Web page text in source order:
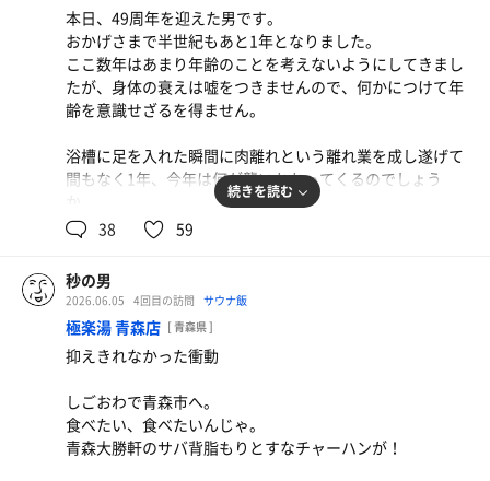
れたんだけどなぁ〜(笑)。
サ室に入った時もアップデートを感じました。
座面や背もたれ(？)の木の一部が新しくなっていて、ヒバ
の香りがふんわり🌲めちゃめちゃいい香り✨
プ。熱さも増してました(ここで温度計を確認しないあた
りが感覚人間な私のズボラなところ)。
19時のロウリュタイム。
🧚‍♀️による鮮やかなタオル捌き…。
思えばロウリュを知ってから「焼け石に水」という慣用句
がポジティブな印象に変わったのは思考のアップデートと
言えるのかもしれない🙄
本日は計3セット。
①1枠1番(19時のロウリュ)
②1枠1番
③3枠5番(リラックスアウフグース🌿)
本日、49周年を迎えた男です。
おかげさまで半世紀もあと1年となりました。
ここ数年はあまり年齢のことを考えないようにしてきまし
たが、身体の衰えは嘘をつきませんので、何かにつけて年
齢を意識せざるを得ません。
浴槽に足を入れた瞬間に肉離れという離れ業を成し遂げて
間もなく1年、今年は何が襲いかかってくるのでしょう
いうものを年々強く意識するようになってきました。
個人的な思想では、この世での命の終わりがゴールだとは
思っていなくて、あくまでこの世から一旦別れるに過ぎな
いというか、区切りの一つでしかないような感覚でいま
す。
人々の記憶から消え去った時にはきっとまた別の営みをし
ているような気がしています。
動物かもしれないし、虫かもしれないし、植物かもしれな
続きを読む
38 59
秒の男
2026.06.05 4回目の訪問 サウナ飯
極楽湯 青森店 [ 青森県 ]
抑えきれなかった衝動
しごおわで青森市へ。
食べたい、食べたいんじゃ。
青森大勝軒のサバ背脂もりとすなチャーハンが！